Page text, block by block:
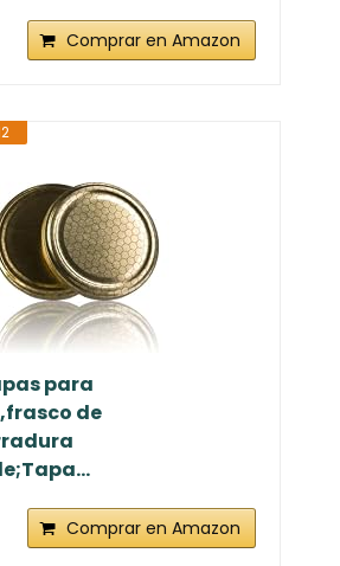
Comprar en Amazon
para
de
Comprar en Amazon